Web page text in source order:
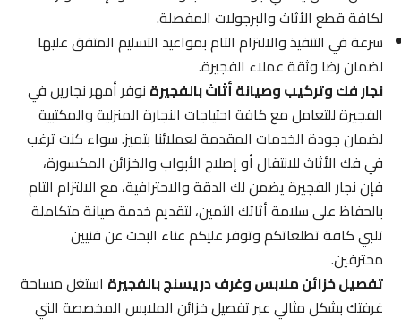
لكافة قطع الأثاث والبرجولات المفصلة.
سرعة في التنفيذ والالتزام التام بمواعيد التسليم المتفق عليها
لضمان رضا وثقة عملاء الفجيرة.
نجار فك وتركيب وصيانة أثاث بالفجيرةنوفر أمهر نجارين في
الفجيرة للتعامل مع كافة احتياجات النجارة المنزلية والمكتبية
لضمان جودة الخدمات المقدمة لعملائنا بتميز. سواء كنت ترغب
في فك الأثاث للانتقال أو إصلاح الأبواب والخزائن المكسورة،
فإن نجار الفجيرة يضمن لك الدقة والاحترافية، مع الالتزام التام
بالحفاظ على سلامة أثاثك الثمين، لتقديم خدمة صيانة متكاملة
تلبي كافة تطلعاتكم وتوفر عليكم عناء البحث عن فنيين
محترفين.
تفصيل خزائن ملابس وغرف دريسنج بالفجيرةاستغل مساحة
غرفتك بشكل مثالي عبر تفصيل خزائن الملابس المخصصة التي